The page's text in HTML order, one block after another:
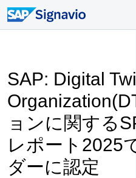
SAP: Digital
ョンに関する
レポート2025
ダーに認定